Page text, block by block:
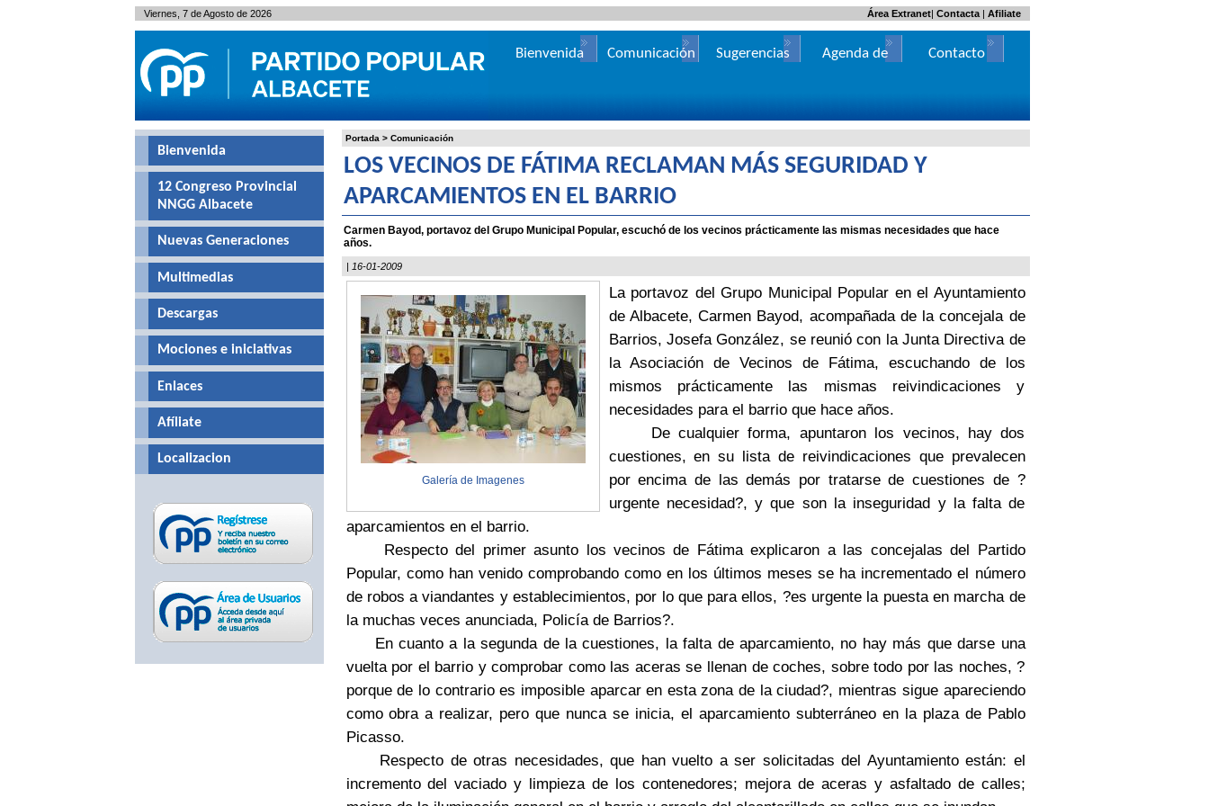
Portada > Comunicación
LOS VECINOS DE FÁTIMA RECLAMAN MÁS SEGURIDAD Y
APARCAMIENTOS EN EL BARRIO
Carmen Bayod, portavoz del Grupo Municipal Popular, escuchó de los vecinos prácticamente las mismas necesidades que hace
años.
| 16-01-2009
Galería de Imagenes
La portavoz del Grupo Municipal Popular en el Ayuntamiento
de Albacete, Carmen Bayod, acompañada de la concejala de
Barrios, Josefa González, se reunió con la Junta Directiva de
la Asociación de Vecinos de Fátima, escuchando de los
mismos prácticamente las mismas reivindicaciones y
necesidades para el barrio que hace años.
De cualquier forma, apuntaron los vecinos, hay dos
cuestiones, en su lista de reivindicaciones que prevalecen
por encima de las demás por tratarse de cuestiones de ?
urgente necesidad?, y que son la inseguridad y la falta de
aparcamientos en el barrio.
Respecto del primer asunto los vecinos de Fátima explicaron a las concejalas del Partido
Popular, como han venido comprobando como en los últimos meses se ha incrementado el número
de robos a viandantes y establecimientos, por lo que para ellos, ?es urgente la puesta en marcha de
la muchas veces anunciada, Policía de Barrios?.
En cuanto a la segunda de la cuestiones, la falta de aparcamiento, no hay más que darse una
vuelta por el barrio y comprobar como las aceras se llenan de coches, sobre todo por las noches, ?
porque de lo contrario es imposible aparcar en esta zona de la ciudad?, mientras sigue apareciendo
como obra a realizar, pero que nunca se inicia, el aparcamiento subterráneo en la plaza de Pablo
Picasso.
Respecto de otras necesidades, que han vuelto a ser solicitadas del Ayuntamiento están: el
incremento del vaciado y limpieza de los contenedores; mejora de aceras y asfaltado de calles;
Bienvenida
12 Congreso Provincial
NNGG Albacete
Nuevas Generaciones
Multimedias
Descargas
Mociones e iniciativas
Enlaces
Afíliate
Localizacion
Viernes, 7 de Agosto de 2026 | Contacta| Afiliate
Área Extranet
Bienvenida Comunicación Sugerencias
Agenda de
Contacto